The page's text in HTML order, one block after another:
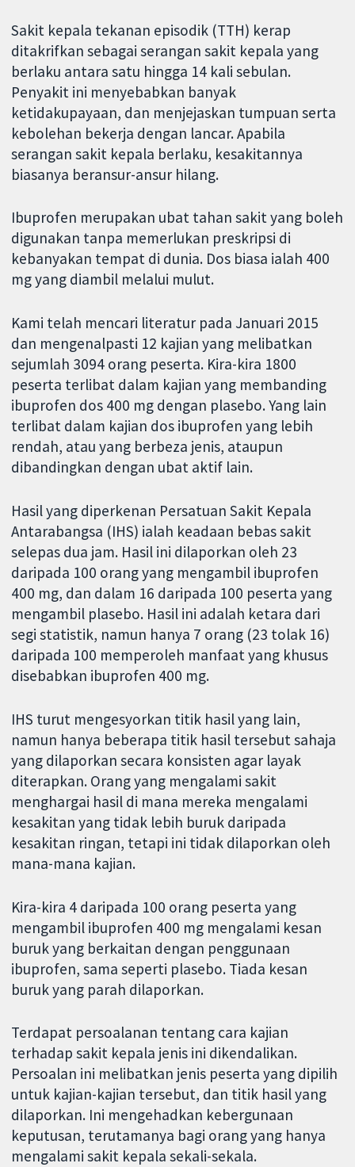
Sakit kepala tekanan episodik (TTH) kerap
ditakrifkan sebagai serangan sakit kepala yang
berlaku antara satu hingga 14 kali sebulan.
Penyakit ini menyebabkan banyak
ketidakupayaan, dan menjejaskan tumpuan serta
kebolehan bekerja dengan lancar. Apabila
serangan sakit kepala berlaku, kesakitannya
biasanya beransur-ansur hilang.
Ibuprofen merupakan ubat tahan sakit yang boleh
digunakan tanpa memerlukan preskripsi di
kebanyakan tempat di dunia. Dos biasa ialah 400
mg yang diambil melalui mulut.
Kami telah mencari literatur pada Januari 2015
dan mengenalpasti 12 kajian yang melibatkan
sejumlah 3094 orang peserta. Kira-kira 1800
peserta terlibat dalam kajian yang membanding
ibuprofen dos 400 mg dengan plasebo. Yang lain
terlibat dalam kajian dos ibuprofen yang lebih
rendah, atau yang berbeza jenis, ataupun
dibandingkan dengan ubat aktif lain.
Hasil yang diperkenan Persatuan Sakit Kepala
Antarabangsa (IHS) ialah keadaan bebas sakit
selepas dua jam. Hasil ini dilaporkan oleh 23
daripada 100 orang yang mengambil ibuprofen
400 mg, dan dalam 16 daripada 100 peserta yang
mengambil plasebo. Hasil ini adalah ketara dari
segi statistik, namun hanya 7 orang (23 tolak 16)
daripada 100 memperoleh manfaat yang khusus
disebabkan ibuprofen 400 mg.
IHS turut mengesyorkan titik hasil yang lain,
namun hanya beberapa titik hasil tersebut sahaja
yang dilaporkan secara konsisten agar layak
diterapkan. Orang yang mengalami sakit
menghargai hasil di mana mereka mengalami
kesakitan yang tidak lebih buruk daripada
kesakitan ringan, tetapi ini tidak dilaporkan oleh
mana-mana kajian.
Kira-kira 4 daripada 100 orang peserta yang
mengambil ibuprofen 400 mg mengalami kesan
buruk yang berkaitan dengan penggunaan
ibuprofen, sama seperti plasebo. Tiada kesan
buruk yang parah dilaporkan.
Terdapat persoalanan tentang cara kajian
terhadap sakit kepala jenis ini dikendalikan.
Persoalan ini melibatkan jenis peserta yang dipilih
untuk kajian-kajian tersebut, dan titik hasil yang
dilaporkan. Ini mengehadkan kebergunaan
keputusan, terutamanya bagi orang yang hanya
mengalami sakit kepala sekali-sekala.